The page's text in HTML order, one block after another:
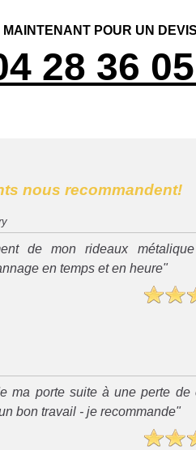
POUR UN
28 36
nous recommandent!
de mon rideaux
en temps et en heure"
ma porte suite à une perte de
bon travail - je recommande"